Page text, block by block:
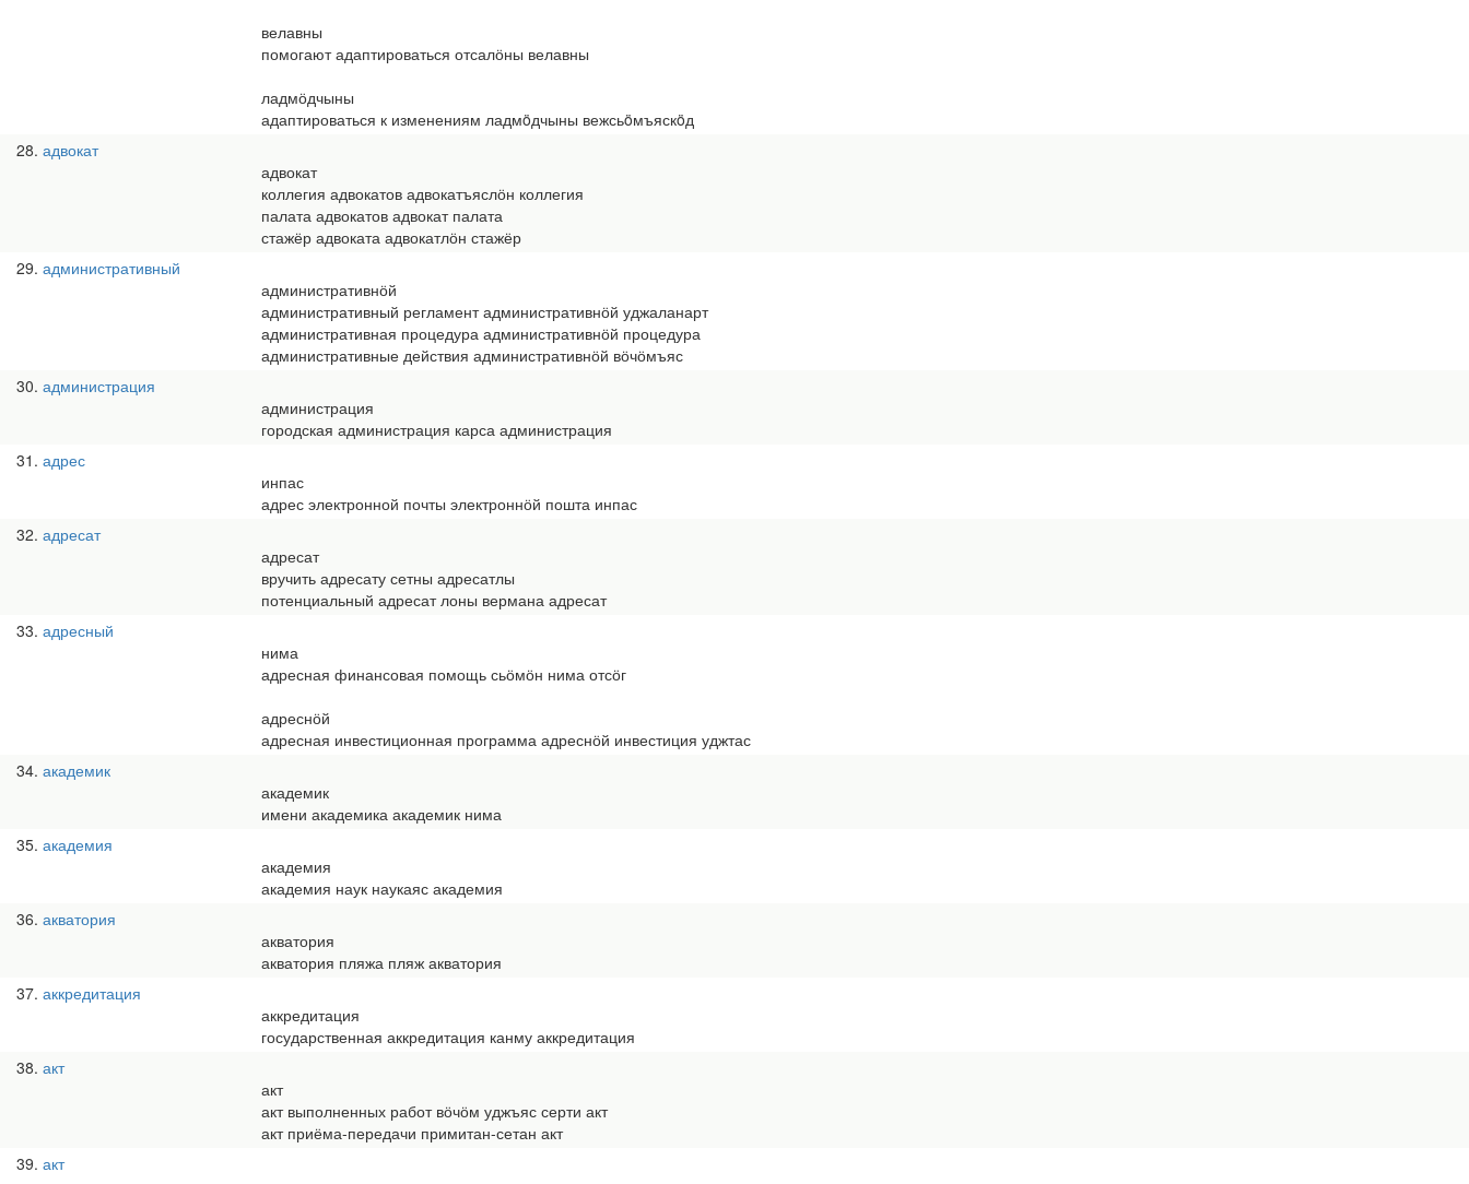
велавны
помогают адаптироваться отсалӧны велавны
ладмӧдчыны
адаптироваться к изменениям ладмöдчыны вежсьöмъяскöд
28 адвокат
адвокат
коллегия адвокатов адвокатъяслӧн коллегия
палата адвокатов адвокат палата
стажёр адвоката адвокатлӧн стажёр
29 административный
административнӧй
административный регламент административнӧй уджаланарт
административная процедура административнӧй процедура
административные действия административнӧй вӧчӧмъяс
30 администрация
администрация
городская администрация карса администрация
31 адрес
инпас
адрес электронной почты электроннӧй пошта инпас
32 адресат
адресат
вручить адресату сетны адресатлы
потенциальный адресат лоны вермана адресат
33 адресный
нима
адресная финансовая помощь сьӧмӧн нима отсӧг
адреснӧй
адресная инвестиционная программа адреснӧй инвестиция уджтас
34 академик
академик
имени академика академик нима
35 академия
академия
академия наук наукаяс академия
36 акватория
акватория
акватория пляжа пляж акватория
37 аккредитация
аккредитация
государственная аккредитация канму аккредитация
38 акт
акт
акт выполненных работ вӧчӧм уджъяс серти акт
акт приёма-передачи примитан-сетан акт
39 акт